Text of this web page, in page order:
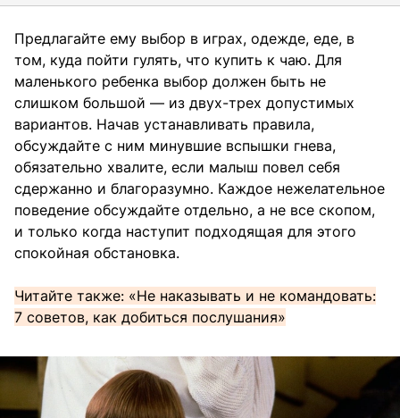
Предлагайте ему выбор в играх, одежде, еде, в
том, куда пойти гулять, что купить к чаю. Для
маленького ребенка выбор должен быть не
слишком большой — из двух-трех допустимых
вариантов. Начав устанавливать правила,
обсуждайте с ним минувшие вспышки гнева,
обязательно хвалите, если малыш повел себя
сдержанно и благоразумно. Каждое нежелательное
поведение обсуждайте отдельно, а не все скопом,
и только когда наступит подходящая для этого
спокойная обстановка.
Читайте также: «Не наказывать и не командовать:
7 советов, как добиться послушания»